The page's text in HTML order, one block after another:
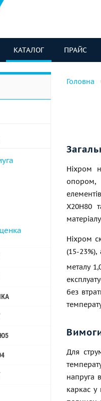
КАТАЛОГ ПРАЙС
Головна
Ніхром
опором,
Х20Н80
Ніхром
(15-
металу
без
Для
напруга
каркас у